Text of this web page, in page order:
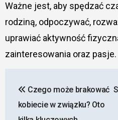
Ważne jest, aby spędzać
rodziną, odpoczywać,
uprawiać aktywność
zainteresowania oraz pasje.
wpisu
Czego może brakować
kobiecie w związku? Oto